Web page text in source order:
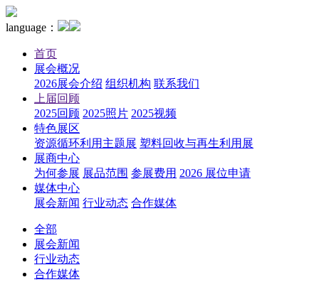
language：
首页
展会概况
2026展会介绍 组织机构 联系我们
上届回顾
2025回顾 2025照片 2025视频
特色展区
资源循环利用主题展 塑料回收与再生利用展
展商中心
为何参展 展品范围 参展费用 2026 展位申请
媒体中心
展会新闻 行业动态 合作媒体
全部
展会新闻
行业动态
合作媒体